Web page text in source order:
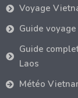
Voyage
Guide
Guide
Laos
Météo